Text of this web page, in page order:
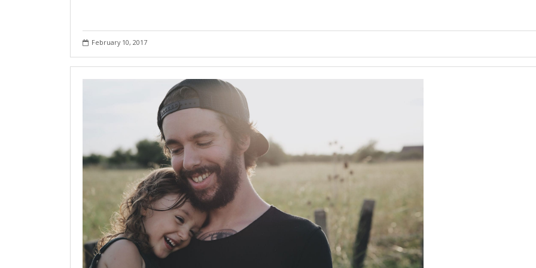
February 10, 2017